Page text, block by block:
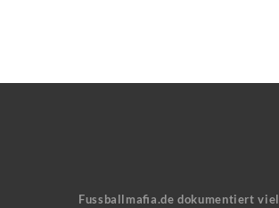
Fussballmafia.de dokumentiert